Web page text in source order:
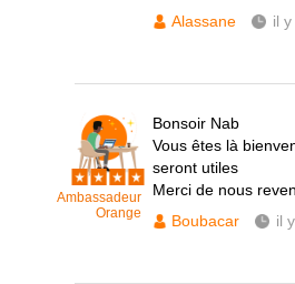
Alassane
il
Ambassadeur
Orange
Bonsoir Nab
Vous êtes là
seront utiles
Merci de nous
Boubacar
il